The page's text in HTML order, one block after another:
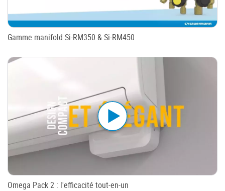
Gamme manifold Si-RM350 & Si-RM450
Omega Pack 2 : l'efficacité tout-en-un